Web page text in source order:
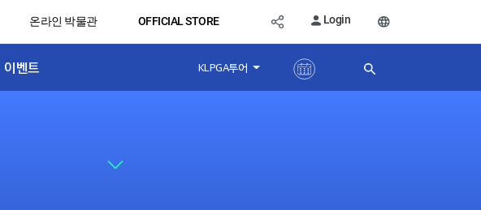
온라인 박물관 OFFICIAL STORE Login
이벤트 KLPGA투어